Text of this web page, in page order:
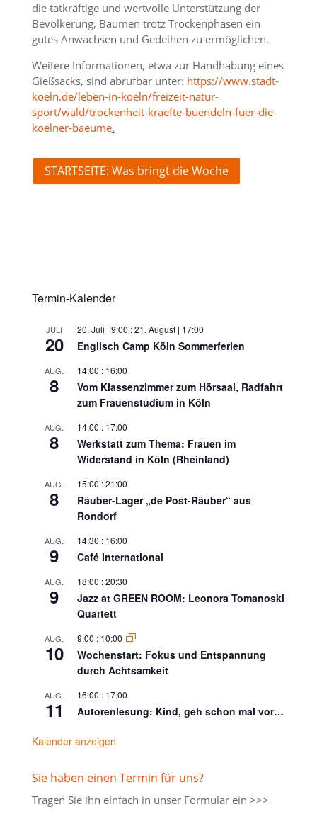
die tatkräftige und wertvolle Unterstützung der
Bevölkerung, Bäumen trotz Trockenphasen ein
gutes Anwachsen und Gedeihen zu ermöglichen.
Weitere Informationen, etwa zur Handhabung eines
Gießsacks, sind abrufbar unter: https://www.stadt-
koeln.de/leben-in-koeln/freizeit-natur-
sport/wald/trockenheit-kraefte-buendeln-fuer-die-
koelner-baeume.
STARTSEITE: Was bringt die Woche
Termin-Kalender
JULI
20
20. Juli | 9:00 :21. August | 17:00
Englisch Camp Köln Sommerferien
AUG.
8
14:00 : 16:00
Vom Klassenzimmer zum Hörsaal, Radfahrt
zum Frauenstudium in Köln
AUG.
8
14:00 : 17:00
Werkstatt zum Thema: Frauen im
Widerstand in Köln (Rheinland)
AUG.
8
15:00 :21:00
Räuber-Lager „de Post-Räuber“ aus
Rondorf
AUG.
9
14:30 : 16:00
Café International
AUG.
9
18:00 :20:30
Jazz at GREEN ROOM: Leonora Tomanoski
Quartett
AUG.
10
9:00 : 10:00
Wochenstart: Fokus und Entspannung
durch Achtsamkeit
AUG.
11
16:00 : 17:00
Autorenlesung: Kind, geh schon mal vor…
Kalender anzeigen
Sie haben einen Termin für uns?
Tragen Sie ihn einfach in unser Formular ein >>>